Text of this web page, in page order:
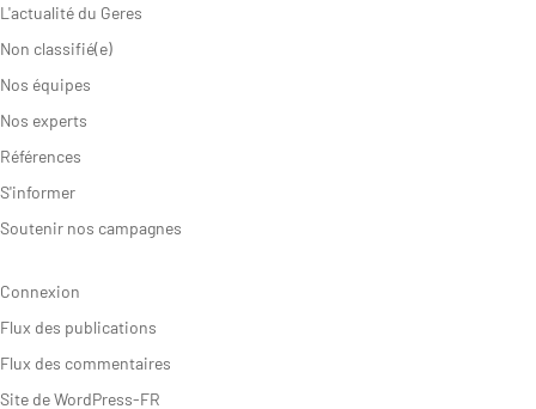
L'actualité du Geres
Non classifié(e)
Nos équipes
Nos experts
Références
S'informer
Soutenir nos campagnes
Connexion
Flux des publications
Flux des commentaires
Site de WordPress-FR